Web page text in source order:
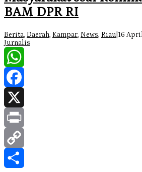
BAM DPR RI
Berita, Daerah, Kampar, News, Riau 16
Jurnalis
WhatsApp
Facebook
X
Print
Copy